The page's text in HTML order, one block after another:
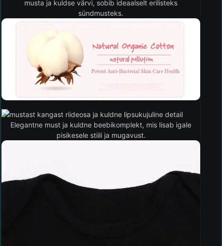
musta ja kuldse värvi, sobib ideaalselt erilisteks
sündmusteks.
Elegantne must ja kuldne beebikomplekt, mis lisab igale
pisikesele stiili ja mugavust.